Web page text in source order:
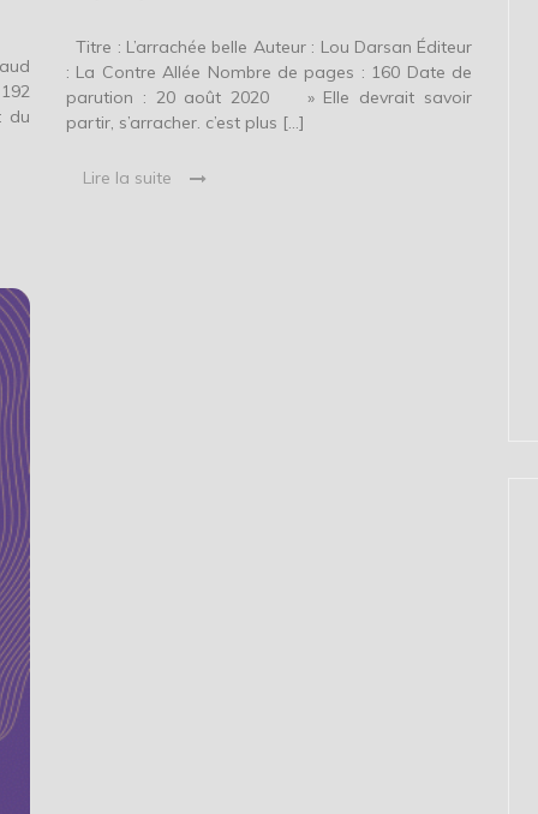
du
Titre : L’arrachée belle Auteur : Lou Darsan Éditeur
: La Contre Allée Nombre de pages : 160 Date de
parution : 20 août 2020 » Elle devrait savoir
partir, s’arracher. c’est plus […]
Lire la suite